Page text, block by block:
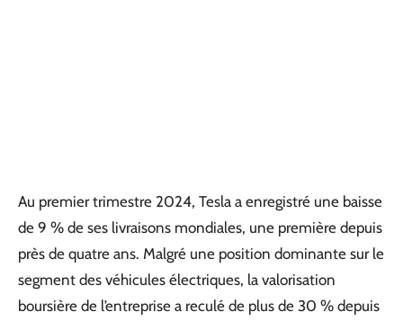
Au premier trimestre 2024, Tesla a enregistré une baisse
de 9 % de ses livraisons mondiales, une première depuis
près de quatre ans. Malgré une position dominante sur le
segment des véhicules électriques, la valorisation
boursière de l’entreprise a reculé de plus de 30 % depuis